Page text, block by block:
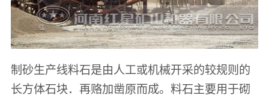
制砂生产线料石是由人工或机械开采的较规则的
长方体石块．再赂加凿原而成。料石主要用于砌